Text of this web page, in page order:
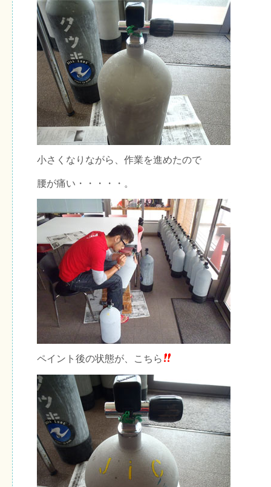
小さくなりながら、作業を進めたので
腰が痛い・・・・・。
ペイント後の状態が、こちら